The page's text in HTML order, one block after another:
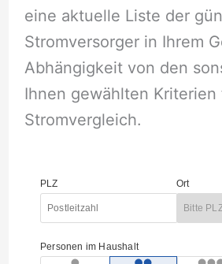
eine aktuelle Liste der
Stromversorger in Ihrem
Abhängigkeit von den
Ihnen gewählten Kriterien
Stromvergleich.